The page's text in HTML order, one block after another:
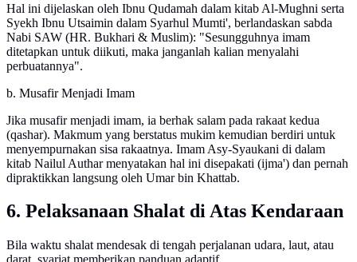
Hal ini dijelaskan oleh Ibnu Qudamah dalam kitab Al-Mughni serta
Syekh Ibnu Utsaimin dalam Syarhul Mumti', berlandaskan sabda
Nabi SAW (HR. Bukhari & Muslim): "Sesungguhnya imam
ditetapkan untuk diikuti, maka janganlah kalian menyalahi
perbuatannya".
b. Musafir Menjadi Imam
Jika musafir menjadi imam, ia berhak salam pada rakaat kedua
(qashar). Makmum yang berstatus mukim kemudian berdiri untuk
menyempurnakan sisa rakaatnya. Imam Asy-Syaukani di dalam
kitab Nailul Authar menyatakan hal ini disepakati (ijma') dan pernah
dipraktikkan langsung oleh Umar bin Khattab.
6. Pelaksanaan Shalat di Atas Kendaraan
Bila waktu shalat mendesak di tengah perjalanan udara, laut, atau